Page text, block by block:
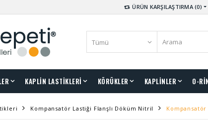
ÜRÜN KARŞILAŞTIRMA (0)
KAPLİN LASTİKLERİ KÖRÜKLER KAPLİNLER O-
Kompansatör Lastiği Flanşlı Döküm Nitril Kompansatör